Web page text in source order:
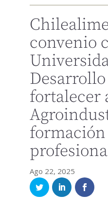
convenio
fortalecer
formación
Ago 22, 2025